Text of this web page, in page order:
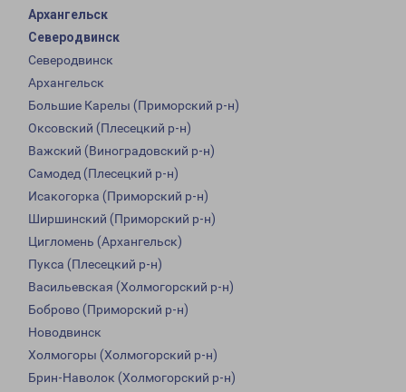
Архангельск
Северодвинск
Северодвинск
Архангельск
Большие Карелы (Приморский р-н)
Оксовский (Плесецкий р-н)
Важский (Виноградовский р-н)
Самодед (Плесецкий р-н)
Исакогорка (Приморский р-н)
Ширшинский (Приморский р-н)
Цигломень (Архангельск)
Пукса (Плесецкий р-н)
Васильевская (Холмогорский р-н)
Боброво (Приморский р-н)
Новодвинск
Холмогоры (Холмогорский р-н)
Брин-Наволок (Холмогорский р-н)